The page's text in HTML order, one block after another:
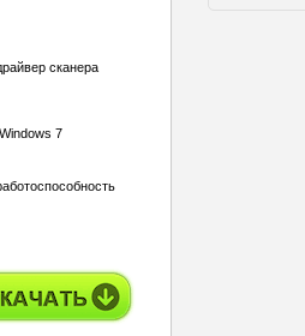
сканера
7